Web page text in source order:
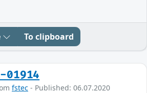
To clipboard
01914
fstec - Published: 06.07.2020